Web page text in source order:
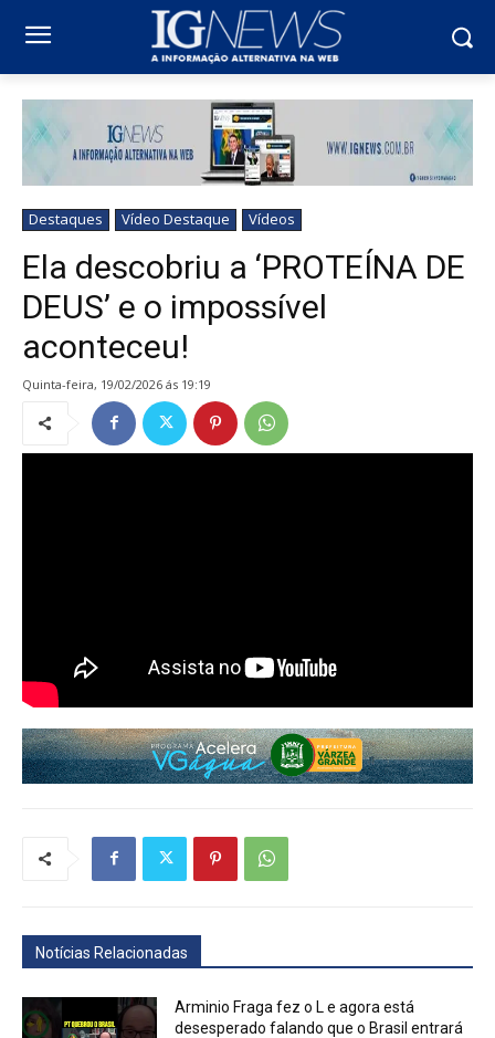
Destaques Vídeo Destaque Vídeos
Ela descobriu a ‘PROTEÍNA DE
DEUS’ e o impossível
aconteceu!
quinta-feira, 19/02/2026 ás 19:19
Notícias Relacionadas
Arminio Fraga fez o L e agora está
desesperado falando que o Brasil entrará